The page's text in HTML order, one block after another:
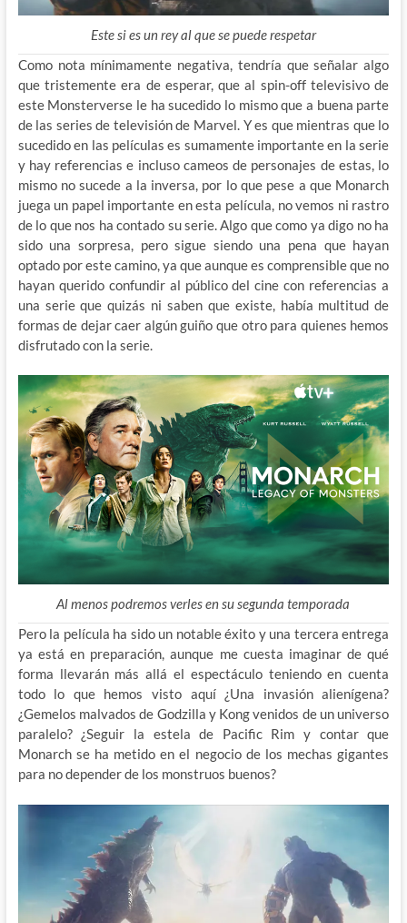
Este si es un rey al que se puede respetar
Como nota mínimamente negativa, tendría que señalar algo
que tristemente era de esperar, que al spin-off televisivo de
este Monsterverse le ha sucedido lo mismo que a buena parte
de las series de televisión de Marvel. Y es que mientras que lo
sucedido en las películas es sumamente importante en la serie
y hay referencias e incluso cameos de personajes de estas, lo
mismo no sucede a la inversa, por lo que pese a que Monarch
juega un papel importante en esta película, no vemos ni rastro
de lo que nos ha contado su serie. Algo que como ya digo no ha
sido una sorpresa, pero sigue siendo una pena que hayan
optado por este camino, ya que aunque es comprensible que no
hayan querido confundir al público del cine con referencias a
una serie que quizás ni saben que existe, había multitud de
formas de dejar caer algún guiño que otro para quienes hemos
disfrutado con la serie.
Al menos podremos verles en su segunda temporada
Pero la película ha sido un notable éxito y una tercera entrega
ya está en preparación, aunque me cuesta imaginar de qué
forma llevarán más allá el espectáculo teniendo en cuenta
todo lo que hemos visto aquí ¿Una invasión alienígena?
¿Gemelos malvados de Godzilla y Kong venidos de un universo
paralelo? ¿Seguir la estela de Pacific Rim y contar que
Monarch se ha metido en el negocio de los mechas gigantes
para no depender de los monstruos buenos?